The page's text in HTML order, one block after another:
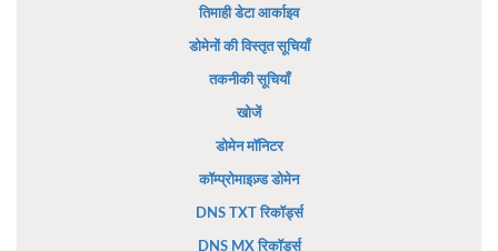
तिमाही डेटा आर्काइव
डोमेनों की विस्तृत सूचियाँ
तकनीकी सूचियाँ
खोजें
डोमेन मॉनिटर
कॉम्प्रोमाइज़्ड डोमेन
DNS TXT रिकॉर्ड्स
DNS MX रिकॉर्ड्स